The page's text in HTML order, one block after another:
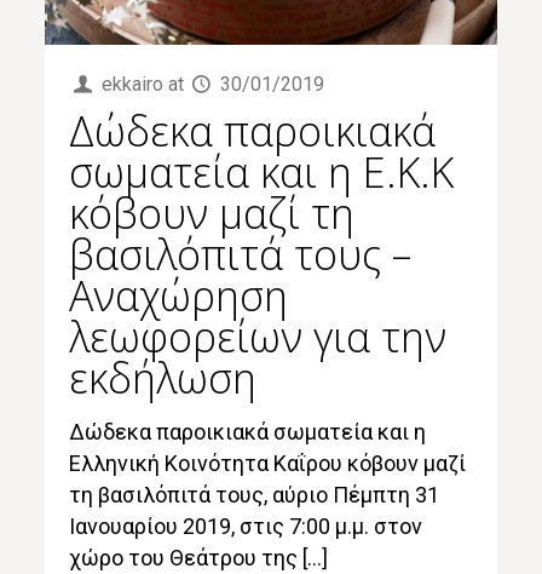
ekkairo at 30/01/2019
Δώδεκα παροικιακά
σωματεία και η Ε.Κ.Κ
κόβουν μαζί τη
βασιλόπιτά τους –
Αναχώρηση
λεωφορείων για την
εκδήλωση
Δώδεκα παροικιακά σωματεία και η
Ελληνική Κοινότητα Καΐρου κόβουν μαζί
τη βασιλόπιτά τους, αύριο Πέμπτη 31
Ιανουαρίου 2019, στις 7:00 μ.μ. στον
χώρο του Θεάτρου της […]